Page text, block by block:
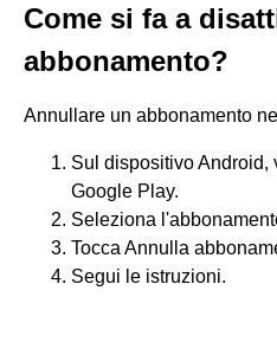
Come si fa a
abbonamento?
Annullare un abbonamento
Sul dispositivo Android,
Google Play.
Seleziona
Tocca Annulla
Segui le istruzioni.